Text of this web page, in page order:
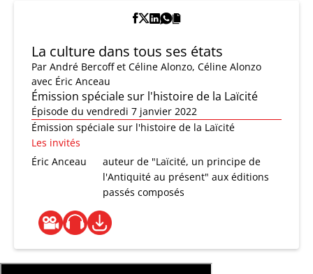
La culture dans tous ses états
Par André Bercoff et Céline Alonzo, Céline Alonzo
avec Éric Anceau
Émission spéciale sur l'histoire de la Laïcité
Épisode du vendredi 7 janvier 2022
Émission spéciale sur l'histoire de la Laïcité
Les invités
Éric Anceau
auteur de "Laïcité, un principe de
l'Antiquité au présent" aux éditions
passés composés